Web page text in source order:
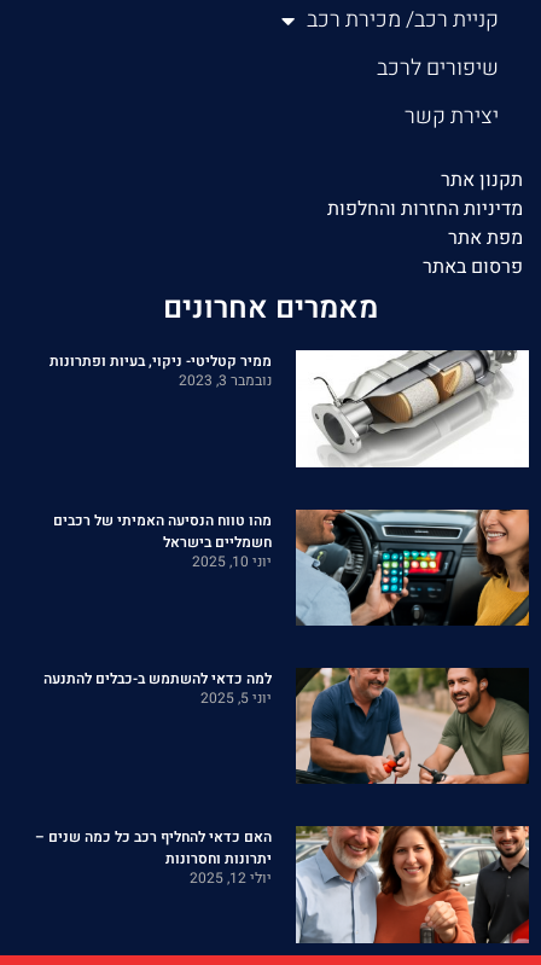
קניית רכב/ מכירת רכב
שיפורים לרכב
יצירת קשר
תקנון אתר
מדיניות החזרות והחלפות
מפת אתר
פרסום באתר
מאמרים אחרונים
ממיר קטליטי- ניקוי, בעיות ופתרונות
נובמבר 3, 2023
מהו טווח הנסיעה האמיתי של רכבים
חשמליים בישראל
יוני 10, 2025
למה כדאי להשתמש ב-כבלים להתנעה
יוני 5, 2025
האם כדאי להחליף רכב כל כמה שנים –
יתרונות וחסרונות
יולי 12, 2025